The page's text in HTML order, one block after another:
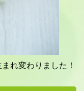
れ変わりました！